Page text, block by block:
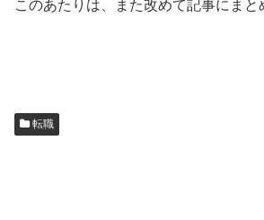
このあたりは、また改めて記事にまと
転職